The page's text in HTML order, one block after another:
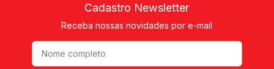
Cadastro Newsletter
Receba nossas novidades por e-mail